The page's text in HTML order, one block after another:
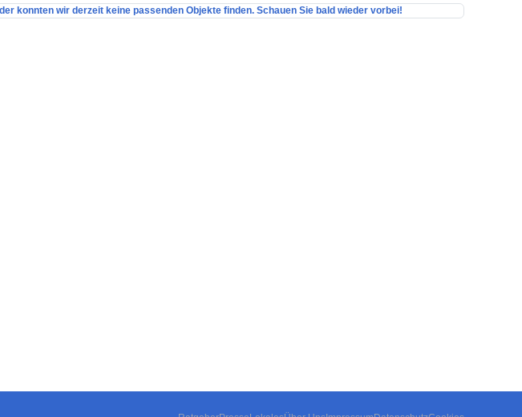
konnten wir derzeit keine passenden Objekte finden. Schauen Sie bald wieder vorbei!